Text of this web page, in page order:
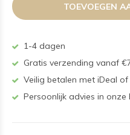
TOEVOEGEN
1-4 dagen
Gratis verzending vanaf
Veilig betalen met iDeal
Persoonlijk advies in onze